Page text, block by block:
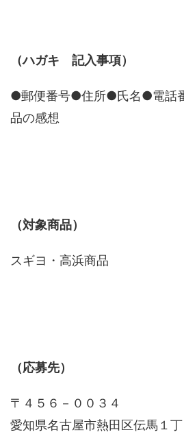
（ハガキ 記入事項）
●郵便番号●住所●氏名●電話
品の感想
（対象商品）
スギヨ・高浜商品
（応募先）
〒４５６－００３４
愛知県名古屋市熱田区伝馬１